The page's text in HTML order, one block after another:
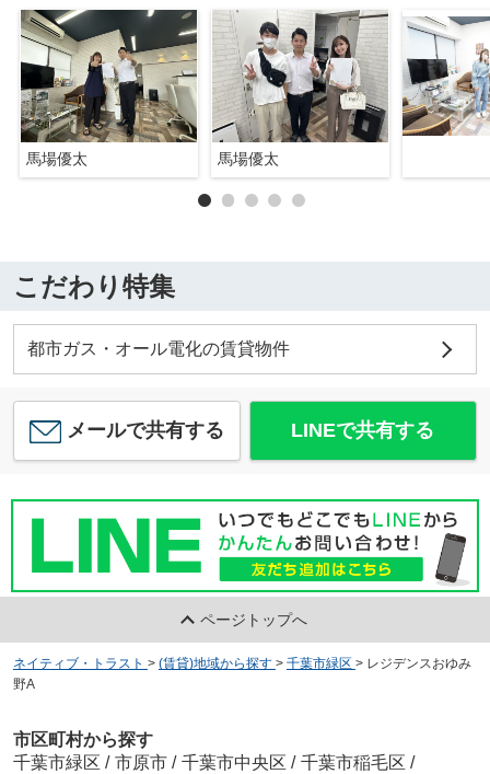
馬場優太 馬場優太
こだわり特集
都市ガス・オール電化の賃貸物件
メールで共有する LINEで共有する
ページトップへ
ネイティブ・トラスト > (賃貸)地域から探す > 千葉市緑区 > レジデンスおゆみ
野A
市区町村から探す
千葉市緑区 / 市原市 / 千葉市中央区 / 千葉市稲毛区 /